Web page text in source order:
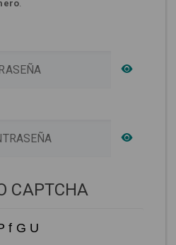
.
CAPTCHA
f G U